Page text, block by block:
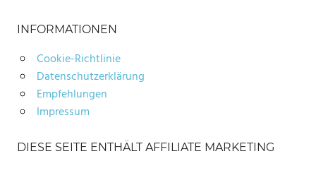
INFORMATIONEN
Cookie-Richtlinie
Datenschutzerklärung
Empfehlungen
Impressum
DIESE SEITE ENTHÄLT AFFILIATE MARKETING